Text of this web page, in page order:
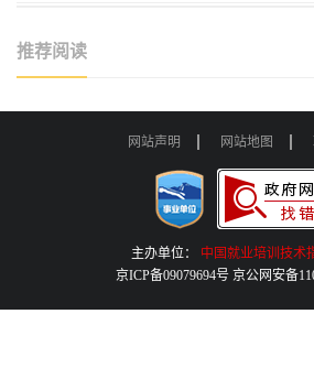
推荐阅读
网站声明 网站地图
主办单位： 中国就业培训技术
京ICP备09079694号 京公网安备